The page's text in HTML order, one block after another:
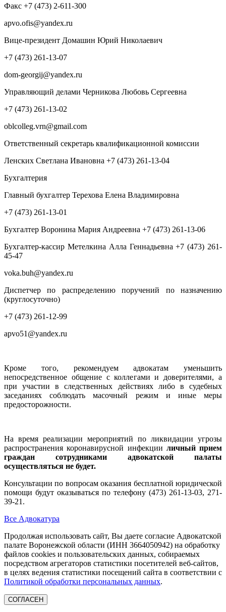
Факс +7 (473) 2-611-300
apvo.ofis@yandex.ru
Вице-президент Домашин Юрий Николаевич
+7 (473) 261-13-07
dom-georgij@yandex.ru
Управляющий делами Черникова Любовь Сергеевна
+7 (473) 261-13-02
oblcolleg.vrn@gmail.com
Ответственный секретарь квалификационной комиссии
Ленских Светлана Ивановна +7 (473) 261-13-04
Бухгалтерия
Главный бухгалтер Терехова Елена Владимировна
+7 (473) 261-13-01
Бухгалтер Воронина Мария Андреевна +7 (473) 261-13-06
Бухгалтер-кассир Метелкина Алла Геннадьевна +7 (473) 261-
45-47
voka.buh@yandex.ru
Диспетчер по распределению поручений по назначению
(круглосуточно)
+7 (473) 261-12-99
apvo51@yandex.ru
Кроме того, рекомендуем адвокатам уменьшить
непосредственное общение с коллегами и доверителями, а
при участии в следственных действиях либо в судебных
заседаниях соблюдать масочный режим и иные меры
предосторожности.
На время реализации мероприятий по ликвидации угрозы
распространения коронавирусной инфекции личный прием
граждан сотрудниками адвокатской палаты
осуществляться не будет.
Консультации по вопросам оказания бесплатной юридической
помощи будут оказываться по телефону (473) 261-13-03, 271-
39-21.
Все Адвокатура
Продолжая использовать сайт, Вы даете согласие Адвокатской
палате Воронежской области (ИНН 3664050942) на обработку
файлов cookies и пользовательских данных, собираемых
посредством агрегаторов статистики посетителей веб-сайтов,
в целях ведения статистики посещений сайта в соответствии с
Политикой обработки персональных данных.
СОГЛАСЕН